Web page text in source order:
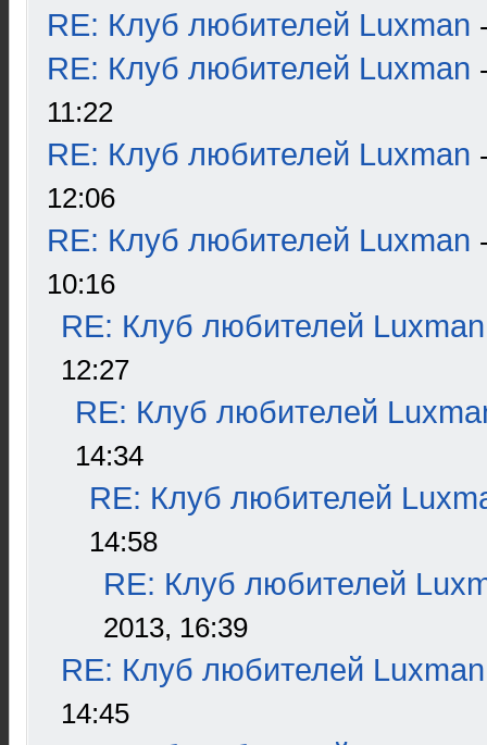
RE: Клуб любителей Luxman
RE: Клуб любителей Luxman
11:22
RE: Клуб любителей Luxman
12:06
RE: Клуб любителей Luxman
10:16
RE: Клуб любителей Luxman
12:27
RE: Клуб любителей
14:34
RE: Клуб любителей
14:58
RE: Клуб любителей
2013, 16:39
RE: Клуб любителей Luxman
14:45